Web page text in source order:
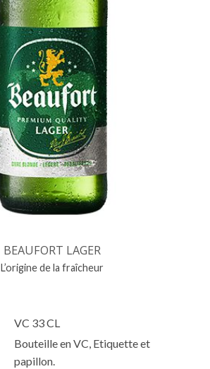
BEAUFORT LAGER
L’origine de la fraîcheur
VC 33 CL
Bouteille en VC, Etiquette et
papillon.